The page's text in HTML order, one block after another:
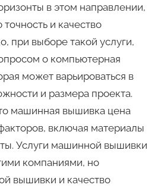
в этом направлении,
и качество
при выборе такой услуги,
о компьютерная
может варьироваться в
и размера проекта.
машинная вышивка цена
включая материалы
Услуги машинной вышивки
компаниями, но
вышивки и качество